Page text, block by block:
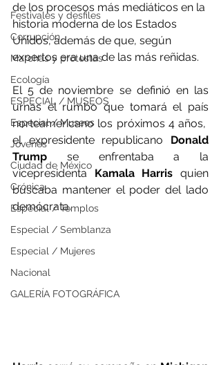
Festivales y desfiles
Corrupción
Marchas y protestas
Ecología
ESPECIAL / MUSEOS
Especial / Museos
Jóvenes
Ciudad de México
Crónica
Especial / Templos
Especial / Semblanza
Especial / Mujeres
Nacional
GALERÍA FOTOGRÁFICA
de los procesos más mediáticos en la
historia moderna de los Estados
Unidos, además de que, según
expertos era una de las más reñidas.
El 5 de noviembre se definió en las
urnas el rumbo que tomará el país
norteamericano los próximos 4 años,
el expresidente republicano Donald
Trump se enfrentaba a la
vicepresidenta Kamala Harris quien
buscaba mantener el poder del lado
demócrata.